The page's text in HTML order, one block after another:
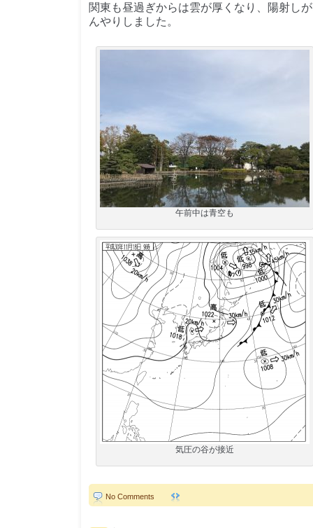
関東も昼過ぎからは雲が厚くなり、陽射し
んやりしました。
午前中は青空も
気圧の谷が接近
No Comments